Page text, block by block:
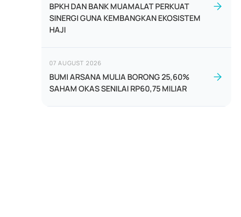
BPKH DAN BANK MUAMALAT PERKUAT
SINERGI GUNA KEMBANGKAN EKOSISTEM
HAJI
07 AUGUST 2026
BUMI ARSANA MULIA BORONG 25,60%
SAHAM OKAS SENILAI RP60,75 MILIAR